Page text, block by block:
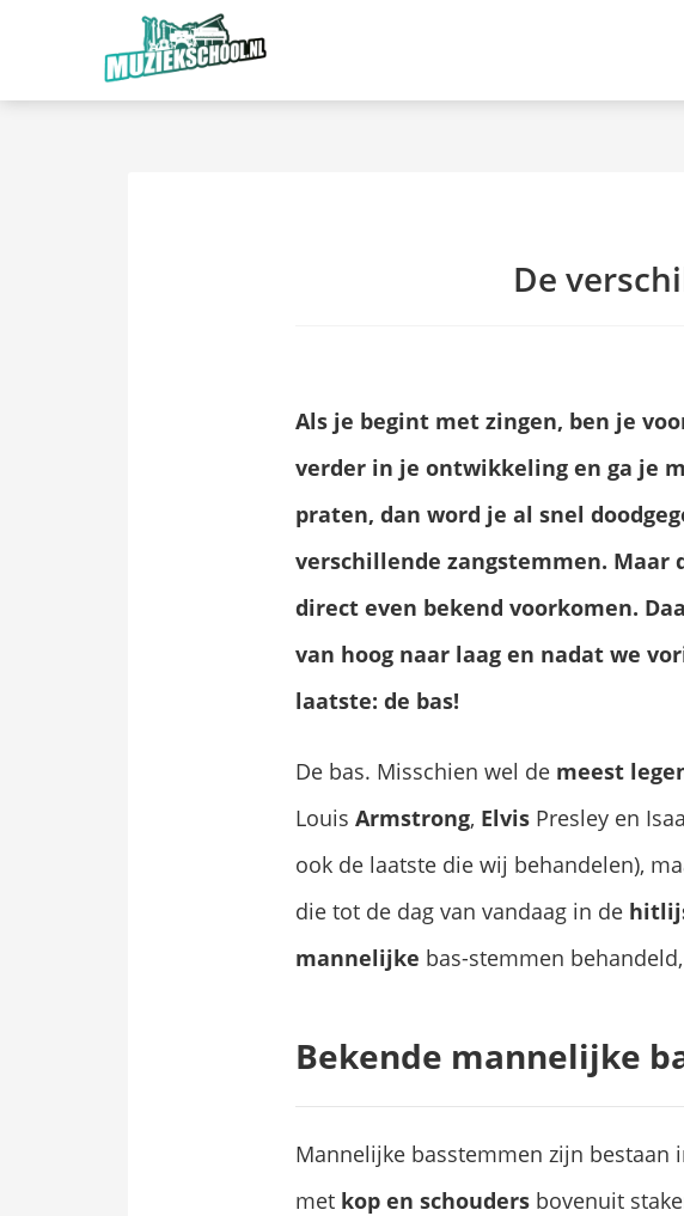
De
Als je begint met zingen, ben je
verder in je ontwikkeling en ga je
praten, dan word je al snel
verschillende zangstemmen. Maar
direct even bekend voorkomen.
van hoog naar laag en nadat we
laatste: de bas!
​​De bas. Misschien wel de meest
Louis Armstrong, Elvis Presley en
ook de laatste die wij behandelen),
die tot de dag van vandaag in de
mannelijke bas-stemmen
Bekende mannelijke
Mannelijke basstemmen zijn bestaan
met kop en schouders bovenuit